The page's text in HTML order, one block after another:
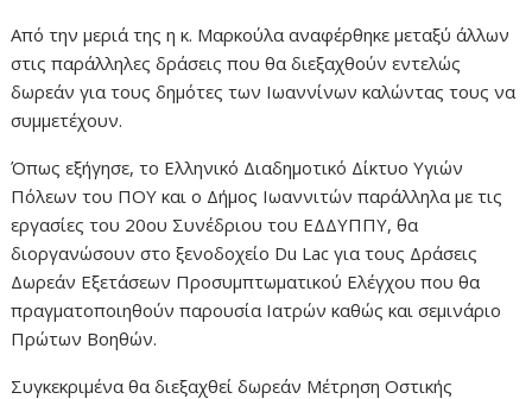
Από την μεριά της η κ. Μαρκούλα αναφέρθηκε μεταξύ άλλων
στις παράλληλες δράσεις που θα διεξαχθούν εντελώς
δωρεάν για τους δημότες των Ιωαννίνων καλώντας τους να
συμμετέχουν.
Όπως εξήγησε, το Ελληνικό Διαδημοτικό Δίκτυο Υγιών
Πόλεων του ΠΟΥ και ο Δήμος Ιωαννιτών παράλληλα με τις
εργασίες του 20ου Συνέδριου του ΕΔΔΥΠΠΥ, θα
διοργανώσουν στο ξενοδοχείο Du Lac για τους Δράσεις
Δωρεάν Εξετάσεων Προσυμπτωματικού Ελέγχου που θα
πραγματοποιηθούν παρουσία Ιατρών καθώς και σεμινάριο
Πρώτων Βοηθών.
Συγκεκριμένα θα διεξαχθεί δωρεάν Μέτρηση Οστικής